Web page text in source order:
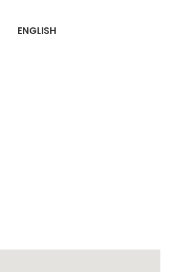
ENGLISH